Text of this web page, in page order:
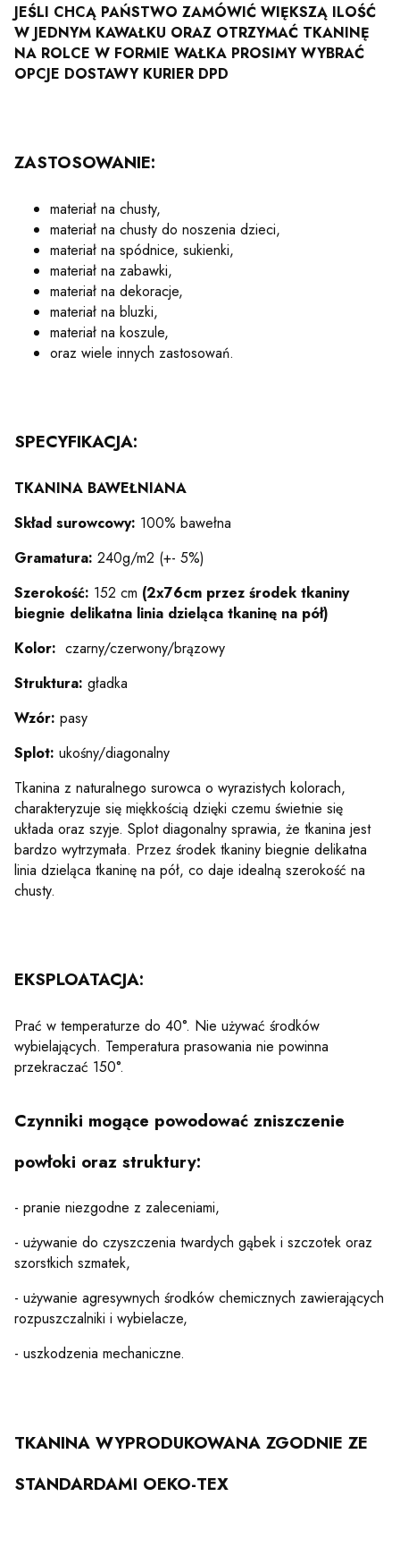
JEŚLI CHCĄ PAŃSTWO ZAMÓWIĆ WIĘKSZĄ ILOŚĆ
W JEDNYM KAWAŁKU ORAZ OTRZYMAĆ TKANINĘ
NA ROLCE W FORMIE WAŁKA PROSIMY WYBRAĆ
OPCJE DOSTAWY KURIER DPD
ZASTOSOWANIE:
materiał na chusty,
materiał na chusty do noszenia dzieci,
materiał na spódnice, sukienki,
materiał na zabawki,
materiał na dekoracje,
materiał na bluzki,
materiał na koszule,
oraz wiele innych zastosowań.
SPECYFIKACJA:
TKANINA BAWEŁNIANA
Skład surowcowy: 100% bawełna
Gramatura: 240g/m2 (+- 5%)
Szerokość: 152 cm (2x76cm przez środek tkaniny
biegnie delikatna linia dzieląca tkaninę na pół)
Kolor: czarny/czerwony/brązowy
Struktura: gładka
Wzór: pasy
Splot: ukośny/diagonalny
Tkanina z naturalnego surowca o wyrazistych kolorach,
charakteryzuje się miękkością dzięki czemu świetnie się
układa oraz szyje. Splot diagonalny sprawia, że tkanina jest
bardzo wytrzymała. Przez środek tkaniny biegnie delikatna
linia dzieląca tkaninę na pół, co daje idealną szerokość na
chusty.
EKSPLOATACJA:
Prać w temperaturze do 40°. Nie używać środków
wybielających. Temperatura prasowania nie powinna
przekraczać 150°.
Czynniki mogące powodować zniszczenie
powłoki oraz struktury:
- pranie niezgodne z zaleceniami,
- używanie do czyszczenia twardych gąbek i szczotek oraz
szorstkich szmatek,
- używanie agresywnych środków chemicznych zawierających
rozpuszczalniki i wybielacze,
- uszkodzenia mechaniczne.
TKANINA WYPRODUKOWANA ZGODNIE ZE
STANDARDAMI OEKO-TEX